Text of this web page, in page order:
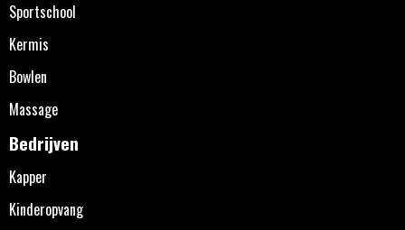
Sportschool
Kermis
Bowlen
Massage
Bedrijven
Kapper
Kinderopvang